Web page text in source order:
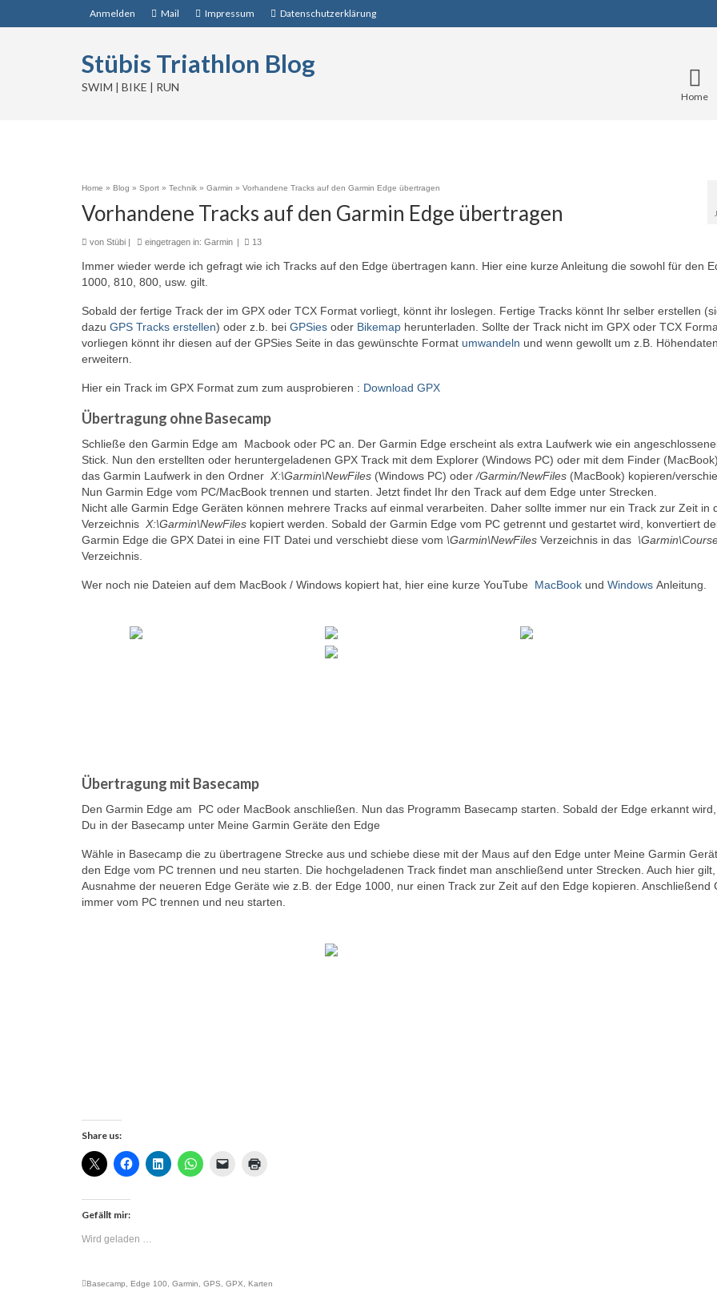
Anmelden Mail Impressum Datenschutzerklärung
Stübis Triathlon Blog
SWIM | BIKE | RUN
Home
Home » Blog » Sport » Technik » Garmin » Vorhandene Tracks auf den Garmin Edge übertragen
Vorhandene Tracks auf den Garmin Edge übertragen
von Stübi | eingetragen in: Garmin | 13
Immer wieder werde ich gefragt wie ich Tracks auf den Edge übertragen kann. Hier eine kurze Anleitung die sowohl für den
1000, 810, 800, usw. gilt.
Sobald der fertige Track der im GPX oder TCX Format vorliegt, könnt ihr loslegen. Fertige Tracks könnt Ihr selber erstellen
dazu GPS Tracks erstellen) oder z.b. bei GPSies oder Bikemap herunterladen. Sollte der Track nicht im GPX oder TCX
vorliegen könnt ihr diesen auf der GPSies Seite in das gewünschte Format umwandeln und wenn gewollt um z.B. Höhendaten
erweitern.
Hier ein Track im GPX Format zum zum ausprobieren : Download GPX
Übertragung ohne Basecamp
Schließe den Garmin Edge am Macbook oder PC an. Der Garmin Edge erscheint als extra Laufwerk wie ein
Stick. Nun den erstellten oder heruntergeladenen GPX Track mit dem Explorer (Windows PC) oder mit dem Finder
das Garmin Laufwerk in den Ordner X:\Garmin\NewFiles (Windows PC) oder /Garmin/NewFiles (MacBook) kopieren/
Nun Garmin Edge vom PC/MacBook trennen und starten. Jetzt findet Ihr den Track auf dem Edge unter Strecken.
Nicht alle Garmin Edge Geräten können mehrere Tracks auf einmal verarbeiten. Daher sollte immer nur ein Track zur Zeit in
Verzeichnis X:\Garmin\NewFiles kopiert werden. Sobald der Garmin Edge vom PC getrennt und gestartet wird, konvertiert
Garmin Edge die GPX Datei in eine FIT Datei und verschiebt diese vom \Garmin\NewFiles Verzeichnis in das
Verzeichnis.
Wer noch nie Dateien auf dem MacBook / Windows kopiert hat, hier eine kurze YouTube MacBook und Windows Anleitung.
Übertragung mit Basecamp
Den Garmin Edge am PC oder MacBook anschließen. Nun das Programm Basecamp starten. Sobald der Edge erkannt
Du in der Basecamp unter Meine Garmin Geräte den Edge
Wähle in Basecamp die zu übertragene Strecke aus und schiebe diese mit der Maus auf den Edge unter Meine Garmin
den Edge vom PC trennen und neu starten. Die hochgeladenen Track findet man anschließend unter Strecken. Auch hier
Ausnahme der neueren Edge Geräte wie z.B. der Edge 1000, nur einen Track zur Zeit auf den Edge kopieren. Anschließend
immer vom PC trennen und neu starten.
Share us:
Gefällt mir:
Wird geladen …
Basecamp Edge 100 Garmin GPS GPX Karten